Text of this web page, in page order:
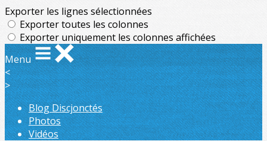
Exporter les lignes sélectionnées
Exporter toutes les colonnes
Exporter uniquement les colonnes affichées
Menu
<
>
Blog Discjonctés
Photos
Vidéos